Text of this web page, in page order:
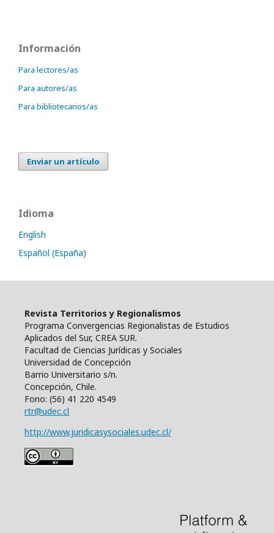
Información
Para lectores/as
Para autores/as
Para bibliotecarios/as
Enviar un artículo
Idioma
English
Español (España)
Revista Territorios y Regionalismos
Programa Convergencias Regionalistas de Estudios
Aplicados del Sur, CREA SUR.
Facultad de Ciencias Jurídicas y Sociales
Universidad de Concepción
Barrio Universitario s/n.
Concepción, Chile.
Fono: (56) 41 220 4549
rtr@udec.cl
http://www.juridicasysociales.udec.cl/